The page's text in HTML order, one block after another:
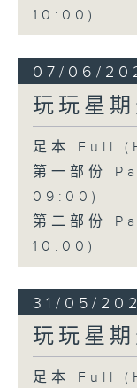
10:00)
07/06/
玩玩星期
足本 Full
第一部份
09:00)
第二部份
10:00)
31/05/
玩玩星期
足本 Full